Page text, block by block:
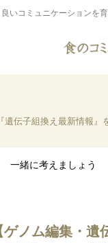
いコミュニケーションを
遺伝子組換え最新情報
一緒に考えましょう
ゲノム編集・